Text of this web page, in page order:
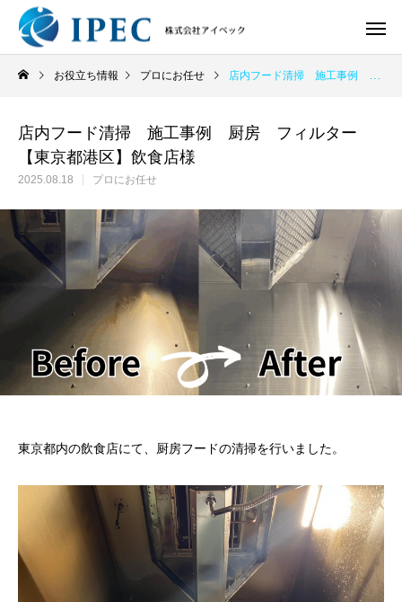
お役立ち情報 プロにお任せ 店内フード清掃 施工事例 厨房 フィルター【東京都港区】飲食店様
店内フード清掃 施工事例 厨房 フィルター
【東京都港区】飲食店様
2025.08.18 プロにお任せ
東京都内の飲食店にて、厨房フードの清掃を行いました。